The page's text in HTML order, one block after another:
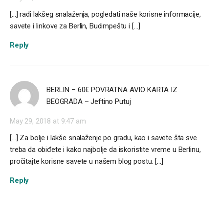
[…] radi lakšeg snalaženja, pogledati naše korisne informacije,
savete i linkove za Berlin, Budimpeštu i […]
Reply
BERLIN – 60€ POVRATNA AVIO KARTA IZ
BEOGRADA – Jeftino Putuj
May 29, 2018 at 9:47 am
[…] Za bolje i lakše snalaženje po gradu, kao i savete šta sve
treba da obiđete i kako najbolje da iskoristite vreme u Berlinu,
pročitajte korisne savete u našem blog postu. […]
Reply